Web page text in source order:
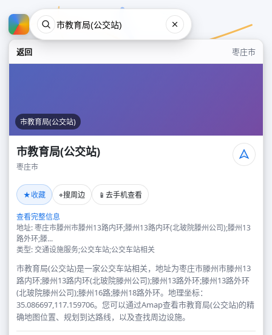
返回 枣庄市
市教育局(公交站)
市教育局(公交站)
枣庄市
★收藏 ⌖搜周边 📱 去手机查看
查看完整信息
地址: 枣庄市滕州市滕州13路内环;滕州13路内环(北玻院滕州公司);滕州13
路外环;滕...
类型: 交通设施服务;公交车站;公交车站相关
市教育局(公交站)是一家公交车站相关，地址为枣庄市滕州市滕州13
路内环;滕州13路内环(北玻院滕州公司);滕州13路外环;滕州13路外环
(北玻院滕州公司);滕州16路;滕州18路外环。地理坐标：
35.086697,117.159706。您可以通过Amap查看市教育局(公交站)的精
确地图位置、规划到达路线，以及查找周边设施。